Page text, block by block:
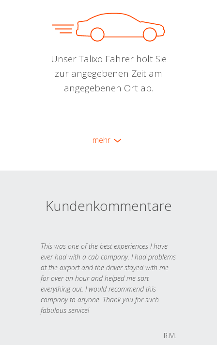
Unser Talixo Fahrer holt Sie
zur angegebenen Zeit am
angegebenen Ort ab.
mehr
Kundenkommentare
This was one of the best experiences I have
ever had with a cab company. I had problems
at the airport and the driver stayed with me
for over an hour and helped me sort
everything out. I would recommend this
company to anyone. Thank you for such
fabulous service!
R.M.